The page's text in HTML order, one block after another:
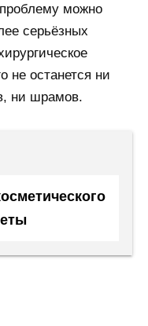
можно
серьёзных
не останется ни
ни шрамов.